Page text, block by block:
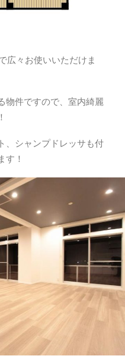
広々お使いいただけま
物件ですので、室内綺麗
、シャンプドレッサも付
す！